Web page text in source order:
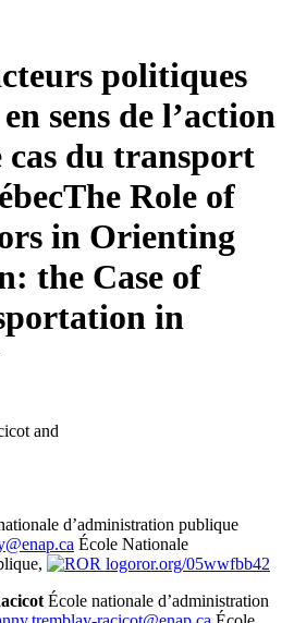
politiques
sens de l’action
du transport
The Role of
in Orienting
the Case of
in
and
d’administration publique
École Nationale
ror.org/05wwfbb42
École nationale d’administration